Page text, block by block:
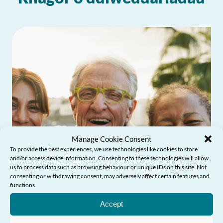
Manage Cookie Consent
To provide the best experiences, we use technologies like cookies to store
and/or access device information. Consenting to these technologies will allow
us to process data such as browsing behaviour or unique IDs on this site. Not
consenting or withdrawing consent, may adversely affect certain features and
functions.
Accept Angen Help?